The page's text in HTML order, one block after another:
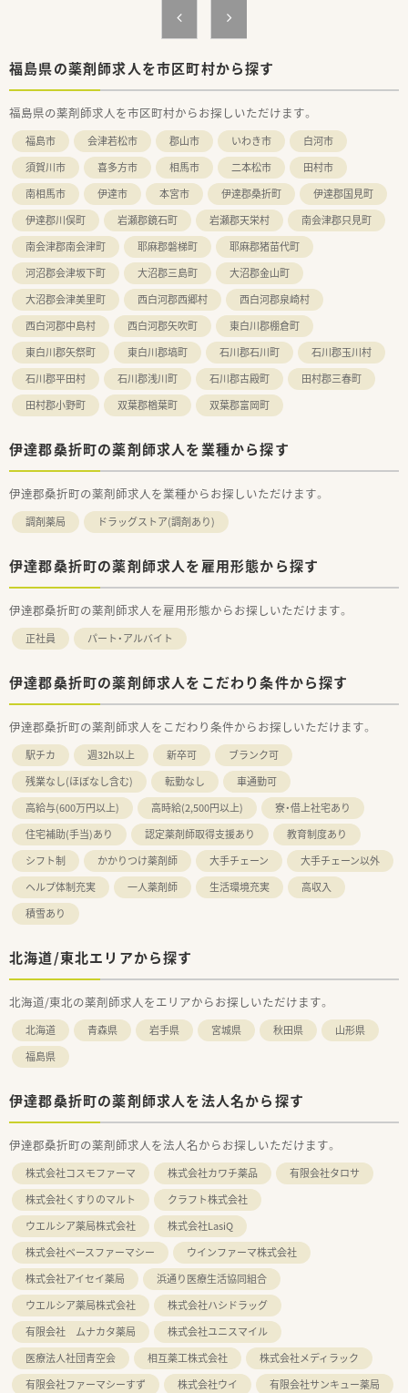
福島県の薬剤師求人を市区町村から探す
福島県の薬剤師求人を市区町村からお探しいただけます。
福島市 会津若松市 郡山市 いわき市
白河市
須賀川市
喜多方市 相馬市 二本松市
田村市
南相馬市
伊達市 本宮市 伊達郡桑折町
伊達郡国見町
伊達郡川俣町
岩瀬郡鏡石町 岩瀬郡天栄村
南会津郡只見町
南会津郡南会津町
耶麻郡磐梯町
耶麻郡猪苗代町
河沼郡会津坂下町
大沼郡三島町
大沼郡金山町
大沼郡会津美里町
西白河郡西郷村
西白河郡泉崎村
西白河郡中島村
西白河郡矢吹町
東白川郡棚倉町
東白川郡矢祭町
東白川郡塙町 石川郡石川町
石川郡玉川村
石川郡平田村
石川郡浅川町 石川郡古殿町
田村郡三春町
田村郡小野町
双葉郡楢葉町 双葉郡富岡町
伊達郡桑折町の薬剤師求人を業種から探す
伊達郡桑折町の薬剤師求人を業種からお探しいただけます。
調剤薬局 ドラッグストア(調剤あり)
伊達郡桑折町の薬剤師求人を雇用形態から探す
伊達郡桑折町の薬剤師求人を雇用形態からお探しいただけます。
正社員 パート・アルバイト
伊達郡桑折町の薬剤師求人をこだわり条件から探す
伊達郡桑折町の薬剤師求人をこだわり条件からお探しいただけます。
駅チカ 週32h以上 新卒可
ブランク可
残業なし(ほぼなし含む)
転勤なし
車通勤可
高給与(600万円以上)
高時給(2,500円以上)
寮・借上社宅あり
住宅補助(手当)あり
認定薬剤師取得支援あり
教育制度あり
シフト制
かかりつけ薬剤師 大手チェーン
大手チェーン以外
ヘルプ体制充実
一人薬剤師 生活環境充実
高収入
積雪あり
北海道/東北エリアから探す
北海道/東北の薬剤師求人をエリアからお探しいただけます。
北海道 青森県 岩手県 宮城県 秋田県
山形県
福島県
伊達郡桑折町の薬剤師求人を法人名から探す
伊達郡桑折町の薬剤師求人を法人名からお探しいただけます。
株式会社コスモファーマ 株式会社カワチ薬品
有限会社タロサ
株式会社くすりのマルト
クラフト株式会社
ウエルシア薬局株式会社
株式会社LasiQ
株式会社ベースファーマシー
ウインファーマ株式会社
株式会社アイセイ薬局
浜通り医療生活協同組合
ウエルシア薬局株式会社
株式会社ハシドラッグ
有限会社 ムナカタ薬局
株式会社ユニスマイル
医療法人社団青空会
相互薬工株式会社
株式会社メディラック
有限会社ファーマシーすず
株式会社ウイ
有限会社サンキュー薬局